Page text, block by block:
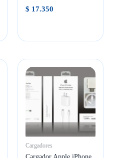
$ 17.350
Cargadores